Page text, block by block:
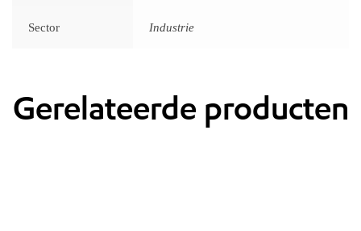
Sector Industrie
Gerelateerde producten